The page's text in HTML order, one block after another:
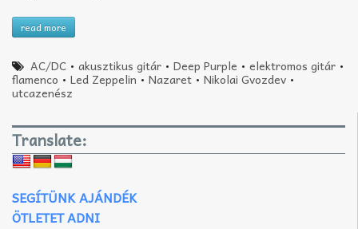
read more
AC/DC •akusztikus gitár •Deep Purple •elektromos gitár •
flamenco • Led Zeppelin• Nazaret• Nikolai Gvozdev •
utcazenész
Translate:
SEGÍTÜNK AJÁNDÉK
ÖTLETET ADNI